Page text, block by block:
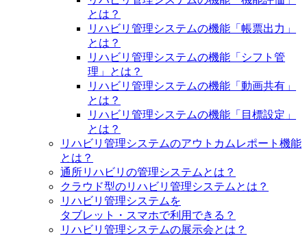
とは？
リハビリ管理システムの機能「帳票出力」
とは？
リハビリ管理システムの機能「シフト管
理」とは？
リハビリ管理システムの機能「動画共有」
とは？
リハビリ管理システムの機能「目標設定」
とは？
リハビリ管理システムのアウトカムレポート機能
とは？
通所リハビリの管理システムとは？
クラウド型のリハビリ管理システムとは？
リハビリ管理システムを
タブレット・スマホで利用できる？
リハビリ管理システムの展示会とは？